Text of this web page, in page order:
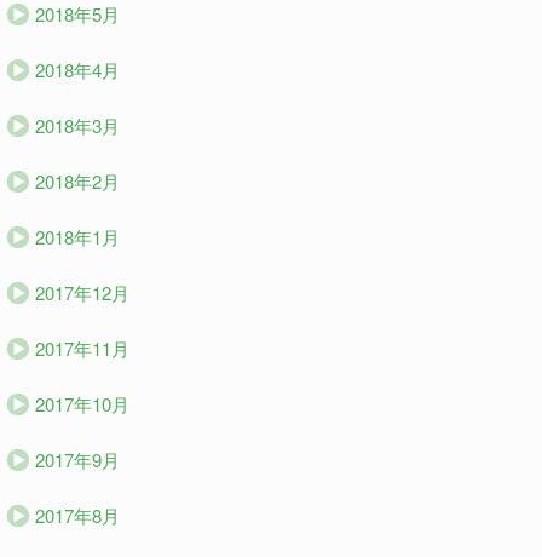
2018年5月
2018年4月
2018年3月
2018年2月
2018年1月
2017年12月
2017年11月
2017年10月
2017年9月
2017年8月